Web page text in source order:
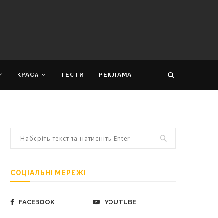
КРАСА ТЕСТИ РЕКЛАМА
СОЦІАЛЬНІ МЕРЕЖІ
FACEBOOK YOUTUBE